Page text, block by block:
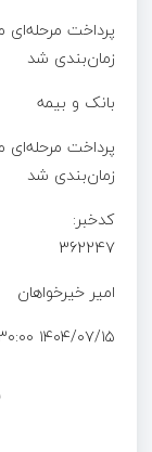
پرداخت مرحله‌ای
زمان‌بندی شد
بانک و بیمه
پرداخت مرحله‌ای
زمان‌بندی شد
کدخبر:
362247
امیر خیرخواهان
۱۴۰۴/۰۷/۱۵ ۱۳:۳۰:۰۰